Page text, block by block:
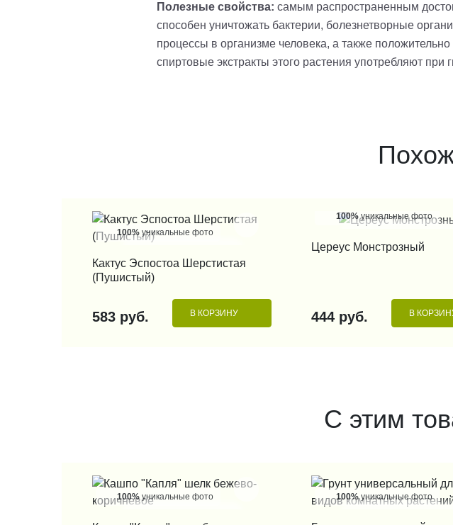
Полезные свойства: самым распространенным
способен уничтожать бактерии, болезнетворные
процессы в организме человека, а также
спиртовые экстракты этого растения употребляют при
100% уникальные фото
КУПИТЬ В 1 КЛИК
Кактус Эспостоа Шерстистая
(Пушистый)
583 руб. В КОРЗИНУ
100%уникальные фото
Цереус Монстрозный
444 руб. В
С этим
100%уникальные фото 100%уникальные фото